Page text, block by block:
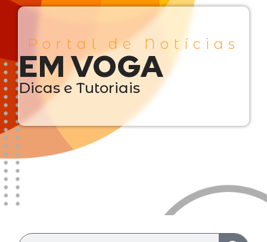
Portal de Notícias
EM VOGA
Dicas e Tutoriais